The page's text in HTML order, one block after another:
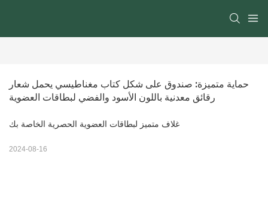
حماية متميزة: صندوق على شكل كتاب مغناطيسي يحمل شعار
رقائق معدنية باللون الأسود والفضي لبطاقات العضوية
غلاف متميز لبطاقات العضوية الحصرية الخاصة بك
2024-08-16